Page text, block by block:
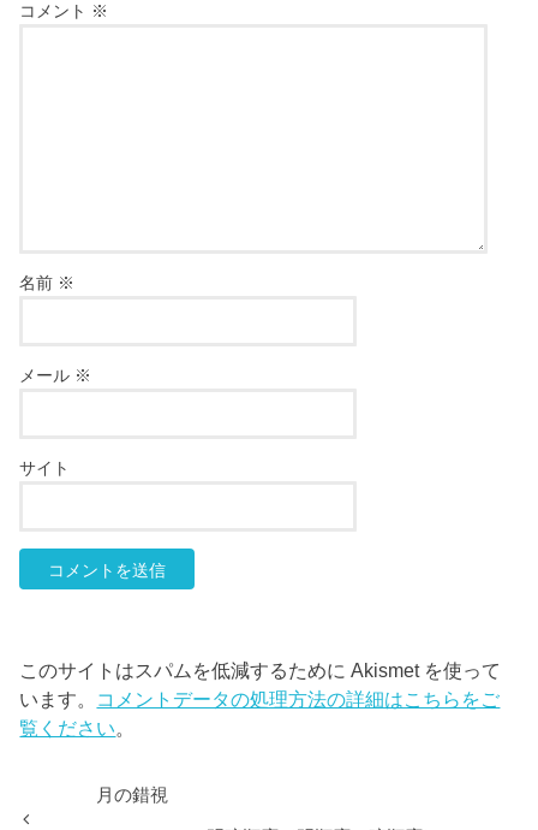
コメント ※
名前 ※
メール ※
サイト
このサイトはスパムを低減するために Akismet を使って
います。 コメントデータの処理方法の詳細はこちらをご
覧ください。
月の錯視